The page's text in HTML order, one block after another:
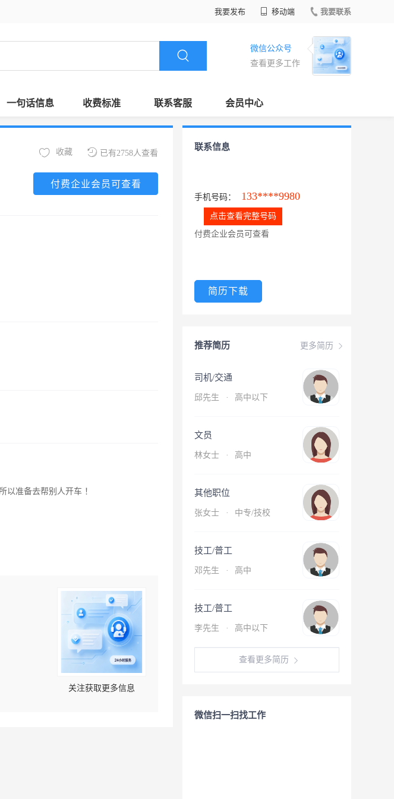
我要发布 移动端 我要联系
微信公众号
查看更多工作
一句话信息 收费标准 联系客服 会员中心
已有2758人查看
收藏
付费企业会员可查看
以准备去帮别人开车 ！
关注获取更多信息
联系信息
手机号码： 133****9980
点击查看完整号码
付费企业会员可查看
简历下载
更多简历
推荐简历
司机/交通
邱先生 · 高中以下
文员
林女士 · 高中
其他职位
张女士 · 中专/技校
技工/普工
邓先生 · 高中
技工/普工
李先生 · 高中以下
查看更多简历
微信扫一扫找工作